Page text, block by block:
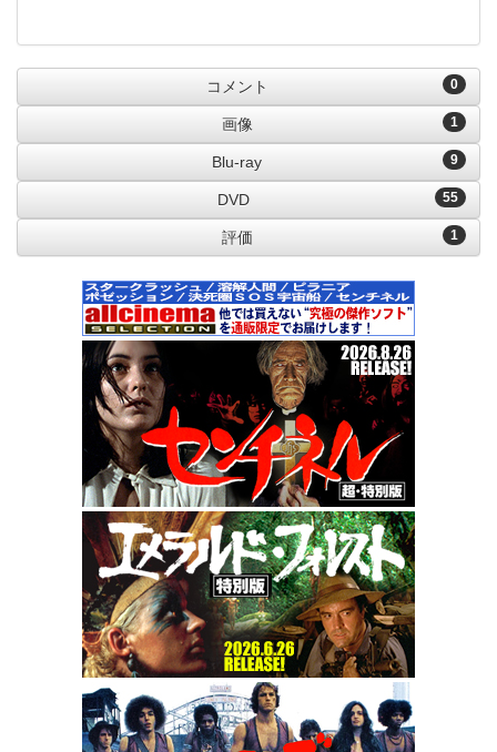
0
コメント
1
画像
9
Blu-ray
55
DVD
1
評価